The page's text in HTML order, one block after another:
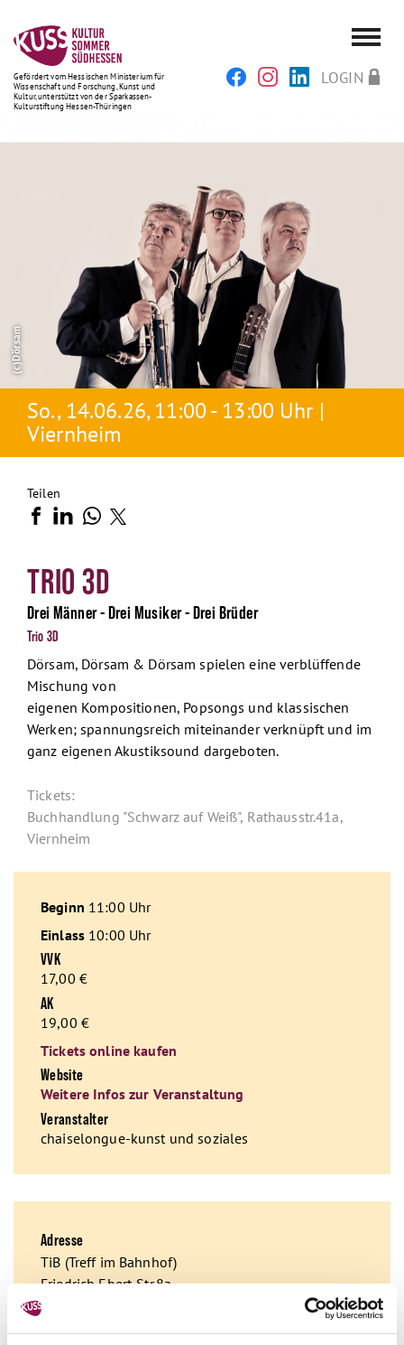
Gefördert vom Hessischen Ministerium für
Wissenschaft und Forschung, Kunst und
Kultur, unterstützt von der Sparkassen-
Kulturstiftung Hessen-Thüringen
LOGIN
(c)Dörsam
So., 14.06.26, 11:00 - 13:00 Uhr |
Viernheim
Teilen
TRIO 3D
Drei Männer - Drei Musiker - Drei Brüder
Trio 3D
Dörsam, Dörsam & Dörsam spielen eine verblüffende
Mischung von
eigenen Kompositionen, Popsongs und klassischen
Werken; spannungsreich miteinander verknüpft und im
ganz eigenen Akustiksound dargeboten.
Tickets:
Buchhandlung "Schwarz auf Weiß", Rathausstr.41a,
Viernheim
Beginn 11:00 Uhr
Einlass10:00 Uhr
VVK
17,00 €
AK
19,00 €
Tickets online kaufen
Website
Weitere Infos zur Veranstaltung
Veranstalter
chaiselongue-kunst und soziales
Adresse
TiB (Treff im Bahnhof)
Friedrich Ebert-Str.8a
68519 Viernheim